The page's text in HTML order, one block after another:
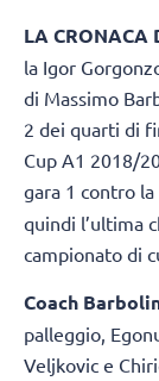
LA CRONACA
la Igor
di Massimo
2 dei quarti di
Cup A1 2018/
gara 1 contro
quindi l’ultima
campionato di
Coach
palleggio,
Veljkovic e